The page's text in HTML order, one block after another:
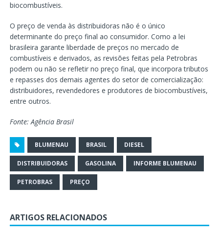
biocombustíveis.
O preço de venda às distribuidoras não é o único
determinante do preço final ao consumidor. Como a lei
brasileira garante liberdade de preços no mercado de
combustíveis e derivados, as revisões feitas pela Petrobras
podem ou não se refletir no preço final, que incorpora tributos
e repasses dos demais agentes do setor de comercialização:
distribuidores, revendedores e produtores de biocombustíveis,
entre outros.
Fonte: Agência Brasil
BLUMENAU BRASIL DIESEL
DISTRIBUIDORAS GASOLINA INFORME BLUMENAU
PETROBRAS PREÇO
ARTIGOS RELACIONADOS